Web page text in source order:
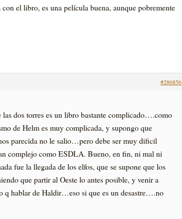
el libro, es una pelí­cula buena, aunque pobremente
#286856
dos torres es un libro bastante complicado….como
de Helm es muy complicada, y supongo que
parecida no le salio…pero debe ser muy dificil
complejo como ESDLA. Bueno, en fin, ni mal ni
fue la llegada de los elfos, que se supone que los
que partir al Oeste lo antes posible, y venir a
q hablar de Haldir…eso si que es un desastre….no